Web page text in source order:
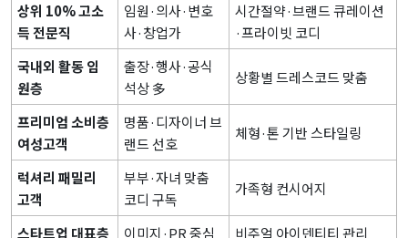
상위 10% 고소
득 전문직
임원·의사·변호
사·창업가
시간절약·브랜드 큐레이션
·프라이빗 코디
국내외 활동 임
원층
출장·행사·공식
석상 多
상황별 드레스코드 맞춤
프리미엄 소비층
여성고객
명품·디자이너 브
랜드 선호
체형·톤 기반 스타일링
럭셔리 패밀리
고객
부부·자녀 맞춤
코디 구독
가족형 컨시어지
스타트업 대표층 이미지·PR 중심 비주얼 아이덴티티 관리